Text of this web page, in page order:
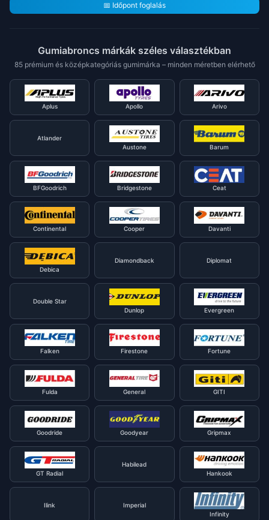
📅 Időpont foglalás
Gumiabroncs márkák széles választékban
85 prémium és középkategóriás gumimárka – minden méretben elérhető
Aplus Apollo Arivo
Atlander
Austone
Barum
BFGoodrich Bridgestone Ceat
Continental Cooper Davanti
Debica
Diamondback Diplomat
Double Star
Dunlop
Evergreen
Falken Firestone Fortune
Fulda General GITI
Goodride Goodyear Gripmax
GT Radial
Habilead
Hankook
Ilink
Imperial
Infinity